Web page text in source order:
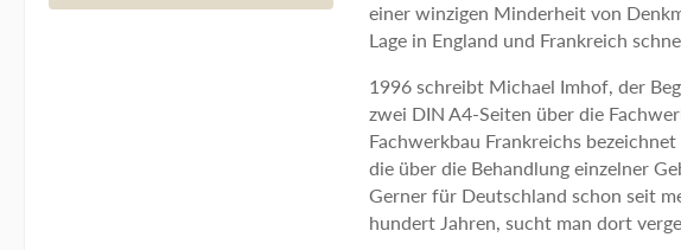
einer winzigen Minderheit von
Lage in England und Frankreich
1996 schreibt Michael Imhof, der
zwei DIN A4-Seiten über die
Fachwerkbau Frankreichs
die über die Behandlung einzelner
Gerner für Deutschland schon seit
hundert Jahren, sucht man dort